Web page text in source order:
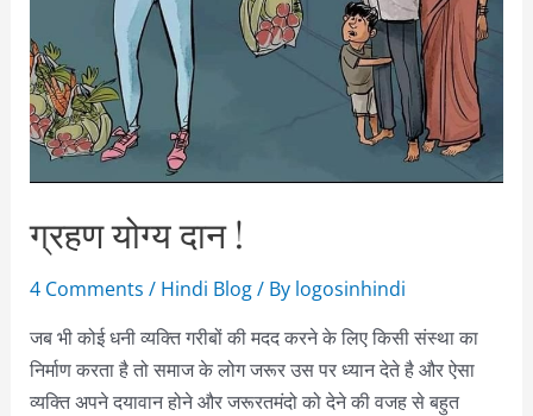
ग्रहण योग्य दान !
4 Comments / Hindi Blog/ By logosinhindi
जब भी कोई धनी व्यक्ति गरीबों की मदद करने के लिए किसी संस्था का
निर्माण करता है तो समाज के लोग जरूर उस पर ध्यान देते है और ऐसा
व्यक्ति अपने दयावान होने और जरूरतमंदो को देने की वजह से बहुत